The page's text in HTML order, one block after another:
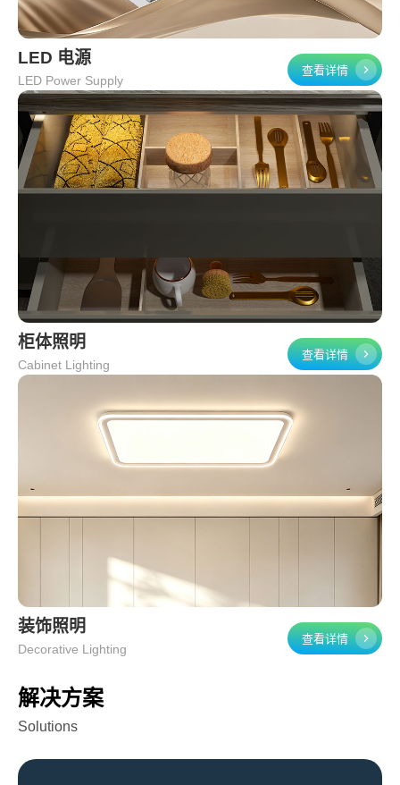
LED 电源
LED Power Supply
查看详情
柜体照明
Cabinet Lighting
查看详情
装饰照明
Decorative Lighting
查看详情
解决方案
Solutions